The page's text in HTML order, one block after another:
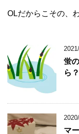
OLだからこその、
蛍
ら？
マ